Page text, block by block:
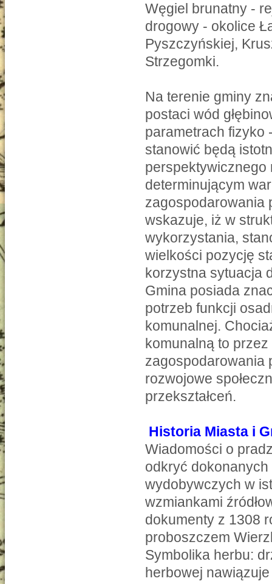
Węgiel brunatny -
drogowy - okolice
Pyszczyńskiej,
Strzegomki.
Na terenie gminy
postaci wód
parametrach fizyko
stanowić będą
perspektywicznego
determinującym
zagospodarowania
wskazuje, iż w
wykorzystania,
wielkości pozycję
korzystna sytuacja
Gmina posiada
potrzeb funkcji
komunalnej.
komunalną to
zagospodarowania
rozwojowe
przekształceń.
Historia Miasta i
Wiadomości o
odkryć
wydobywczych w
wzmiankami
dokumenty z 1308
proboszczem
Symbolika herbu:
herbowej